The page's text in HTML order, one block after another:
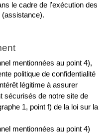
le cadre de l'exécution des
(assistance).
mentionnées au point 4),
politique de confidentialité
légitime à assurer
sécurisés de notre site de
1, point f) de la loi sur la
mentionnées au point 4)